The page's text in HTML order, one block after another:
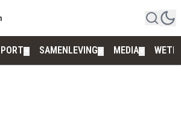
SAMENLEVING MEDIA